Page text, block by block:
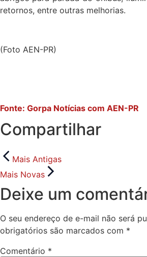
retornos, entre outras melhorias.
(Foto AEN-PR)
Fonte: Gorpa Notícias com AEN-PR
Compartilhar
Mais Antigas
Mais Novas
Deixe um
O seu endereço de e-mail não será
obrigatórios são marcados com *
Comentário *